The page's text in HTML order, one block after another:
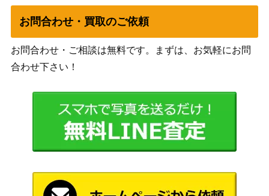
P024】
（CHAOS IMPACT）
大邪神レシェフ（UL）
【TLM-JP033】
（ザ・ロスト・ミレニア
400
E）【ETCO-JP027】
（ETERNITY CODE）
カラクリ大権現 無零武
（20thSE）【IGAS-JP0
（IGNITION ASSAULT）
25th）【RC04-JP057】
（RARITY
COLLECTION）
1,200
お問合わせ・買取のご依頼
お問合わせ・ご相談は無料です。まずは、お気軽にお問
合わせ下さい！